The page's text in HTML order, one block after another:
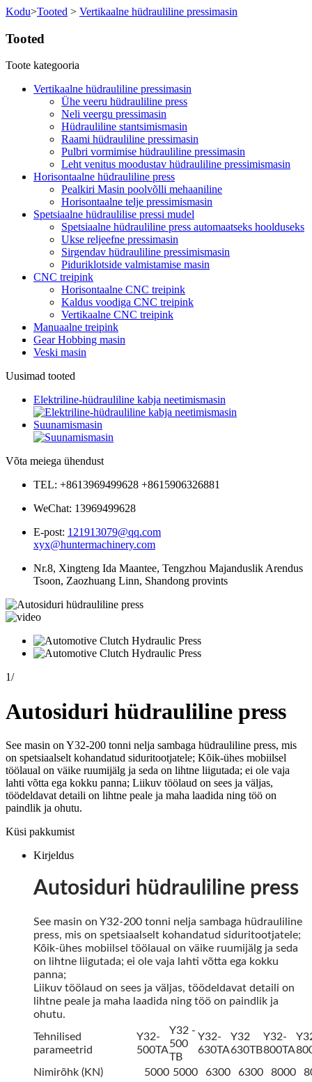
Kodu>Tooted > Vertikaalne hüdrauliline pressimasin
Tooted
Toote kategooria
Vertikaalne hüdrauliline pressimasin
Ühe veeru hüdrauliline press
Neli veergu pressimasin
Hüdrauliline stantsimismasin
Raami hüdrauliline pressimasin
Pulbri vormimise hüdrauliline pressimasin
Leht venitus moodustav hüdrauliline pressimismasin
Horisontaalne hüdrauliline press
Pealkiri Masin poolvõlli mehaaniline
Horisontaalne telje pressimismasin
Spetsiaalne hüdraulilise pressi mudel
Spetsiaalne hüdrauliline press automaatseks hoolduseks
Ukse reljeefne pressimasin
Sirgendav hüdrauliline pressimismasin
Piduriklotside valmistamise masin
CNC treipink
Horisontaalne CNC treipink
Kaldus voodiga CNC treipink
Vertikaalne CNC treipink
Manuaalne treipink
Gear Hobbing masin
Veski masin
Uusimad tooted
Elektriline-hüdrauliline kabja neetimismasin
Suunamismasin
Võta meiega ühendust
TEL: +8613969499628 +8615906326881
WeChat: 13969499628
E-post: 121913079@qq.com
xyx@huntermachinery.com
Nr.8, Xingteng Ida Maantee, Tengzhou Majanduslik Arendus
Tsoon, Zaozhuang Linn, Shandong provints
1/
Autosiduri hüdrauliline press
See masin on Y32-200 tonni nelja sambaga hüdrauliline press, mis
on spetsiaalselt kohandatud siduritootjatele; Kõik-ühes mobiilsel
töölaual on väike ruumijälg ja seda on lihtne liigutada; ei ole vaja
lahti võtta ega kokku panna; Liikuv töölaud on sees ja väljas,
töödeldavat detaili on lihtne peale ja maha laadida ning töö on
paindlik ja ohutu.
Küsi pakkumist
Kirjeldus
Autosiduri hüdrauliline press
See masin on Y32-200 tonni nelja sambaga hüdrauliline
press, mis on spetsiaalselt kohandatud siduritootjatele;
Kõik-ühes mobiilsel töölaual on väike ruumijälg ja seda
on lihtne liigutada; ei ole vaja lahti võtta ega kokku
panna;
Liikuv töölaud on sees ja väljas, töödeldavat detaili on
lihtne peale ja maha laadida ning töö on paindlik ja
ohutu.
Tehnilised
parameetrid
Y32-
500TA
Y32 -
500
TB
Y32-
630TA
Y32
630TB
Y32-
800TA
Nimirõhk (KN)
5000 5000 6300 6300 8000